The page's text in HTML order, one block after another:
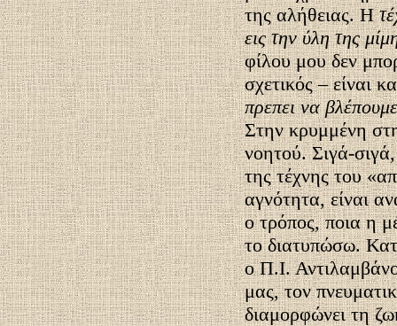
της αλήθειας. Η
εις την ύλη της
φίλου μου δεν
σχετικός – είναι
πρεπει να
Στην κρυμμένη
νοητού. Σιγά-
της τέχνης του
αγνότητα, είναι
ο τρόπος, ποια η
το διατυπώσω.
ο Π.Ι.
μας, τον
διαμορφώνει τη